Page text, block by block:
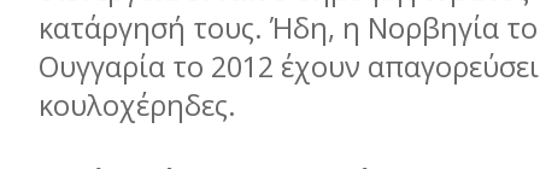
κατάργησή τους. Ήδη, η Νορβηγία το
Ουγγαρία το 2012 έχουν
κουλοχέρηδες.